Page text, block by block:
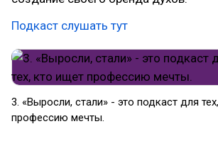
Подкаст слушать тут
3. «Выросли, стали» - это подкаст для
профессию мечты.